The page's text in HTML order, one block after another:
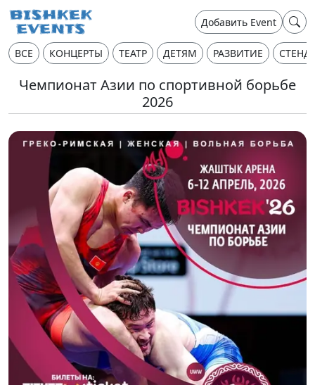
Добавить Event
ВСЕ КОНЦЕРТЫ ТЕАТР ДЕТЯМ РАЗВИТИЕ
Чемпионат Азии по спортивной борьбе
2026